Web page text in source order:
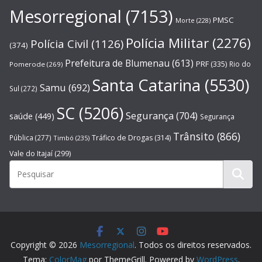
Mesorregional (7153) Morte (228) PMSC
(374) Polícia Civil (1126) Polícia Militar (2276)
Pomerode (269) Prefeitura de Blumenau (613) PRF (335) Rio do
Sul (272) Samu (692) Santa Catarina (5530)
saúde (449) SC (5206)Segurança (704) Segurança
Pública (277) Timbó (235) Tráfico de Drogas (314) Trânsito (866)
Vale do Itajaí (299)
Copyright © 2026 Mesorregional. Todos os direitos reservados.
Tema: ColorMagpor ThemeGrill. Powered by WordPress.